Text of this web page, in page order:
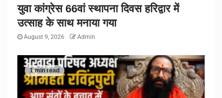
युवा कांग्रेस 66वां स्थापना दिवस हरिद्वार में
उत्साह के साथ मनाया गया
August 9, 2026 Admin
1 min read